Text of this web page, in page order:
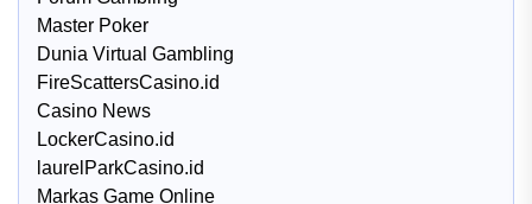
Master Poker
Dunia Virtual Gambling
FireScattersCasino.id
Casino News
LockerCasino.id
laurelParkCasino.id
Markas Game Online